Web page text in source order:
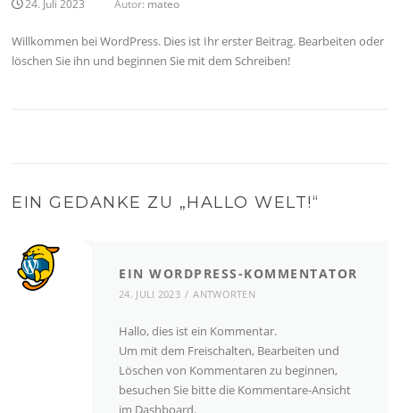
24. Juli 2023 Autor: mateo
Willkommen bei WordPress. Dies ist Ihr erster Beitrag. Bearbeiten oder
löschen Sie ihn und beginnen Sie mit dem Schreiben!
EIN GEDANKE ZU „HALLO WELT!“
EIN WORDPRESS-KOMMENTATOR
24. JULI 2023 ANTWORTEN
Hallo, dies ist ein Kommentar.
Um mit dem Freischalten, Bearbeiten und
Löschen von Kommentaren zu beginnen,
besuchen Sie bitte die Kommentare-Ansicht
im Dashboard.